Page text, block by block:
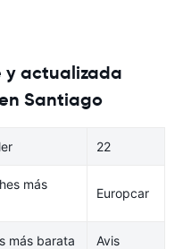
y actualizada
Santiago
22
más
Europcar
más barata Avis